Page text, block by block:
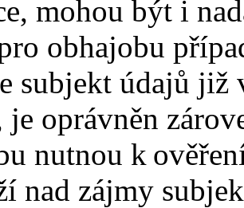
mohou být i
obhajobu
subjekt údajů již
je oprávněn
nutnou k
nad zájmy